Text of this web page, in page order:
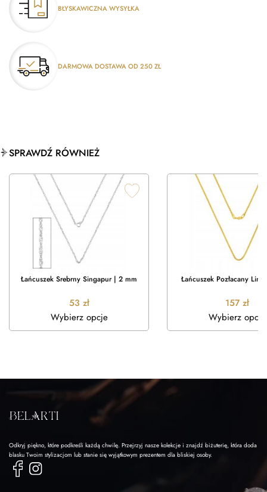
BŁYSKAWICZNA WYSYŁKA
DARMOWA DOSTAWA OD 250 ZŁ
SPRAWDŹ RÓWNIEŻ
Łańcuszek Srebrny Singapur | 2 mm
53 zł
Wybierz opcje
Łańcuszek Pozłacany
157 zł
Wybierz opcje
Odkryj piękno, które podkreśli każdą chwilę. Przejrzyj nasze kolekcje i znajdź biżuterię, która doda
blasku Twoim stylizacjom lub stanie się wyjątkowym prezentem dla bliskiej osoby.